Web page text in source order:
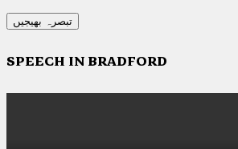
SPEECH IN BRADFORD